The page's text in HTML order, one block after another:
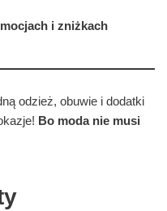
i zniżkach
odzież, obuwie i dodatki
Bo moda nie musi